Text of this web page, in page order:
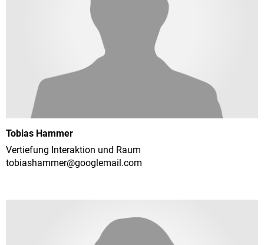
Tobias Hammer
Vertiefung Interaktion und Raum
tobiashammer@googlemail.com